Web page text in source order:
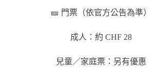
🎫 門票（依官方公告為準）
成人：約 CHF 28
兒童／家庭票：另有優惠